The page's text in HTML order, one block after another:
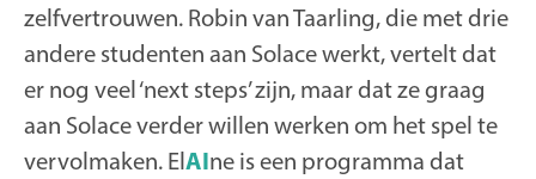
zelfvertrouwen. Robin van Taarling, die met drie
andere studenten aan Solace werkt, vertelt dat
er nog veel ‘next steps’ zijn, maar dat ze graag
aan Solace verder willen werken om het spel te
vervolmaken. ElAIne is een programma dat